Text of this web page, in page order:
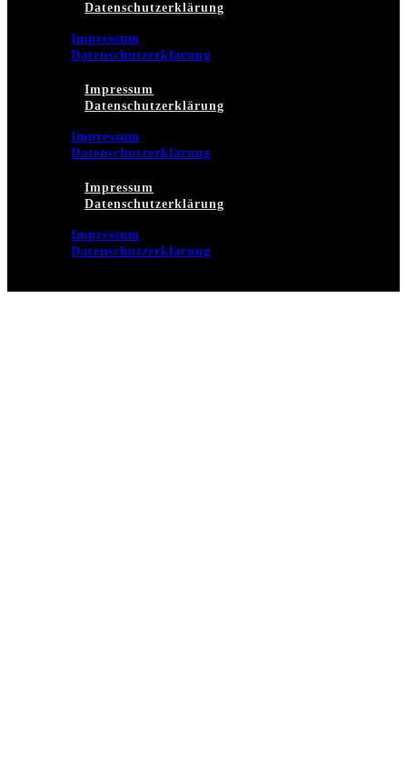
Datenschutzerklärung
Impressum
Datenschutzerklärung
Impressum
Datenschutzerklärung
Impressum
Datenschutzerklärung
Impressum
Datenschutzerklärung
Impressum
Datenschutzerklärung